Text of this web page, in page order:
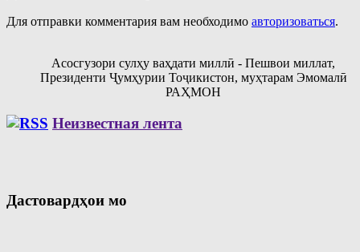
Для отправки комментария вам необходимо авторизоваться.
Асосгузори сулҳу ваҳдати миллӣ - Пешвои миллат,
Президенти Ҷумҳурии Тоҷикистон, муҳтарам Эмомалӣ
РАҲМОН
Неизвестная лента
Дастовардҳои мо